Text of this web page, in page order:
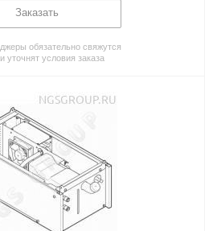
Заказать
обязательно свяжутся
уточнят условия заказа